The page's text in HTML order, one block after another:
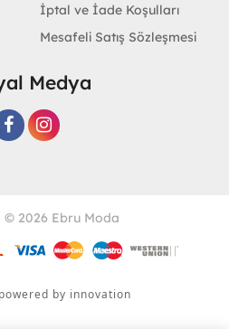
İptal ve İade Koşulları
Mesafeli Satış Sözleşmesi
Medya
© 2026 Ebru Moda
by innovation